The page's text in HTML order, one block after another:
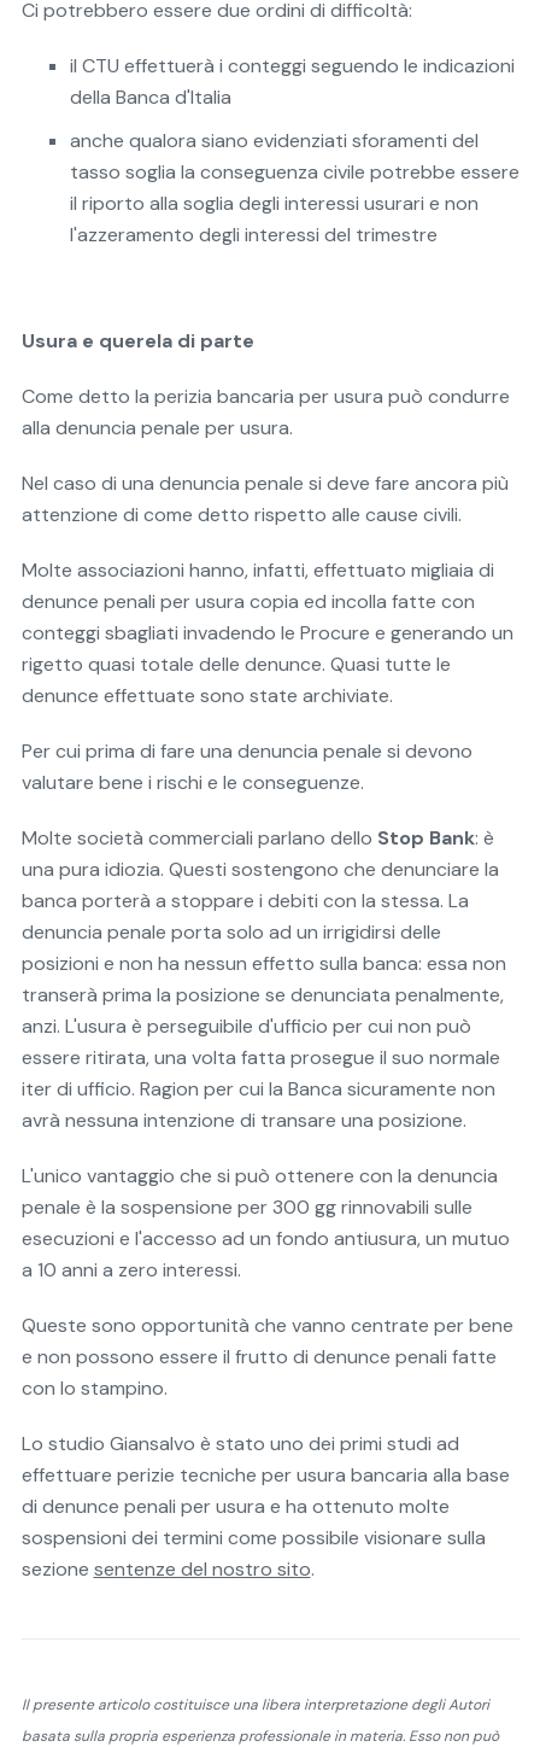
Ci potrebbero essere due ordini di difficoltà:
il CTU effettuerà i conteggi seguendo le indicazioni
della Banca d'Italia
anche qualora siano evidenziati sforamenti del
tasso soglia la conseguenza civile potrebbe essere
il riporto alla soglia degli interessi usurari e non
l'azzeramento degli interessi del trimestre
Usura e querela di parte
Come detto la perizia bancaria per usura può condurre
alla denuncia penale per usura.
Nel caso di una denuncia penale si deve fare ancora più
attenzione di come detto rispetto alle cause civili.
Molte associazioni hanno, infatti, effettuato migliaia di
denunce penali per usura copia ed incolla fatte con
conteggi sbagliati invadendo le Procure e generando un
rigetto quasi totale delle denunce. Quasi tutte le
denunce effettuate sono state archiviate.
Per cui prima di fare una denuncia penale si devono
valutare bene i rischi e le conseguenze.
Molte società commerciali parlano dello Stop Bank: è
una pura idiozia. Questi sostengono che denunciare la
banca porterà a stoppare i debiti con la stessa. La
denuncia penale porta solo ad un irrigidirsi delle
posizioni e non ha nessun effetto sulla banca: essa non
transerà prima la posizione se denunciata penalmente,
anzi. L'usura è perseguibile d'ufficio per cui non può
essere ritirata, una volta fatta prosegue il suo normale
iter di ufficio. Ragion per cui la Banca sicuramente non
avrà nessuna intenzione di transare una posizione.
L'unico vantaggio che si può ottenere con la denuncia
penale è la sospensione per 300 gg rinnovabili sulle
esecuzioni e l'accesso ad un fondo antiusura, un mutuo
a 10 anni a zero interessi.
Queste sono opportunità che vanno centrate per bene
e non possono essere il frutto di denunce penali fatte
con lo stampino.
Lo studio Giansalvo è stato uno dei primi studi ad
effettuare perizie tecniche per usura bancaria alla base
di denunce penali per usura e ha ottenuto molte
sospensioni dei termini come possibile visionare sulla
sezione sentenze del nostro sito.
Il presente articolo costituisce una libera interpretazione degli Autori
basata sulla propria esperienza professionale in materia. Esso non può